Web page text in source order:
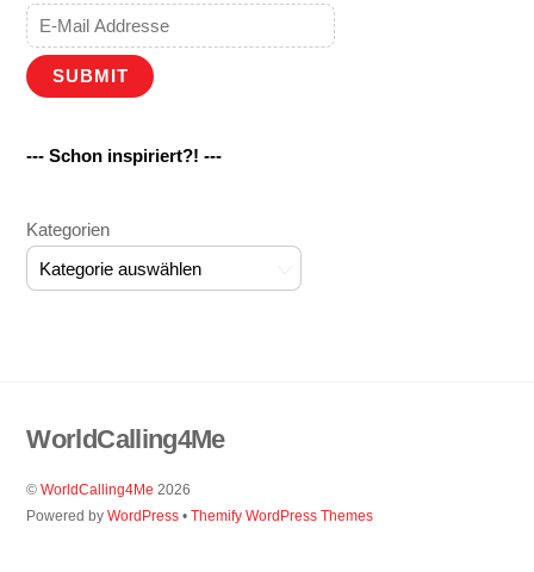
SUBMIT
--- Schon inspiriert?! ---
Kategorien
WorldCalling4Me
©WorldCalling4Me 2026
Powered byWordPress •Themify WordPress Themes